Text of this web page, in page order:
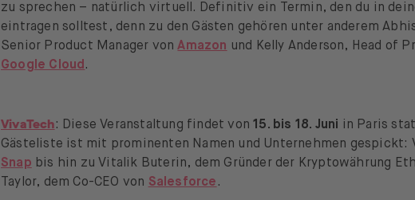
zu sprechen – natürlich virtuell. Definitiv ein Termin, den du in
eintragen solltest, denn zu den Gästen gehören unter anderem
Senior Product Manager vonAmazon und Kelly Anderson, Head of
Google Cloud .
VivaTech: Diese Veranstaltung findet von15. bis 18. Juni in Paris
Gästeliste ist mit prominenten Namen und Unternehmen gespickt:
Snap bis hin zu Vitalik Buterin, dem Gründer der Kryptowährung
Taylor, dem Co-CEO von Salesforce .